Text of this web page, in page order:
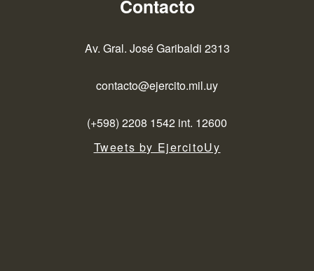
Contacto
Av. Gral. José Garibaldi 2313
contacto@ejercito.mil.uy
(+598) 2208 1542 int. 12600
Tweets by EjercitoUy